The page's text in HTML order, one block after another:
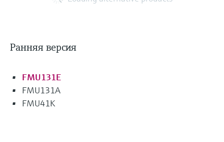
Ранняя версия
FMU131E
FMU131A
FMU41K